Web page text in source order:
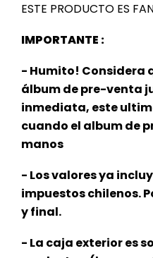
ESTE PRODUCTO ES
IMPORTANTE :
- Humito! Considera
álbum de pre-venta
inmediata, este
cuando el album de
manos
- Los valores ya
impuestos chilenos.
y final.
- La caja exterior es